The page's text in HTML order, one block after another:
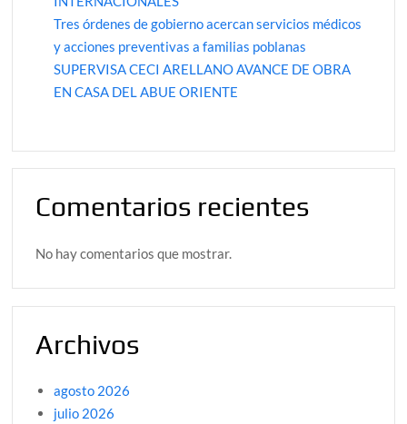
Tres órdenes de gobierno acercan servicios médicos
y acciones preventivas a familias poblanas
SUPERVISA CECI ARELLANO AVANCE DE OBRA
EN CASA DEL ABUE ORIENTE
Comentarios recientes
No hay comentarios que mostrar.
Archivos
agosto 2026
julio 2026